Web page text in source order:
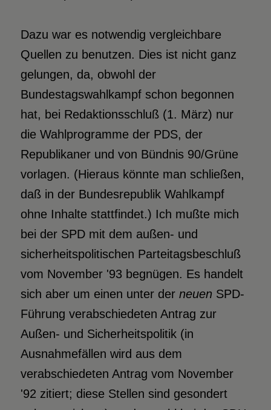
Dazu war es notwendig vergleichbare
Quellen zu benutzen. Dies ist nicht ganz
gelungen, da, obwohl der
Bundestagswahlkampf schon begonnen
hat, bei Redaktionsschluß (1. März) nur
die Wahlprogramme der PDS, der
Republikaner und von Bündnis 90/Grüne
vorlagen. (Hieraus könnte man schließen,
daß in der Bundesrepublik Wahlkampf
ohne Inhalte stattfindet.) Ich mußte mich
bei der SPD mit dem außen- und
sicherheitspolitischen Parteitagsbeschluß
vom November '93 begnügen. Es handelt
sich aber um einen unter der neuen SPD-
Führung verabschiedeten Antrag zur
Außen- und Sicherheitspolitik (in
Ausnahmefällen wird aus dem
verabschiedeten Antrag vom November
'92 zitiert; diese Stellen sind gesondert